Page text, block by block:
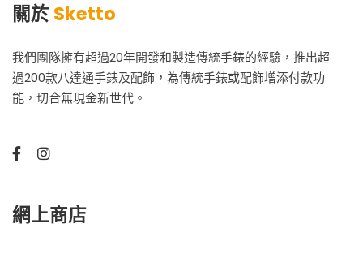
關於Sketto
我們團隊擁有超過20年開發和製造傳統手錶的經驗，推出超
過200款八達通手錶及配飾，為傳統手錶或配飾增添付款功
能，切合無現金新世代。
網上商店